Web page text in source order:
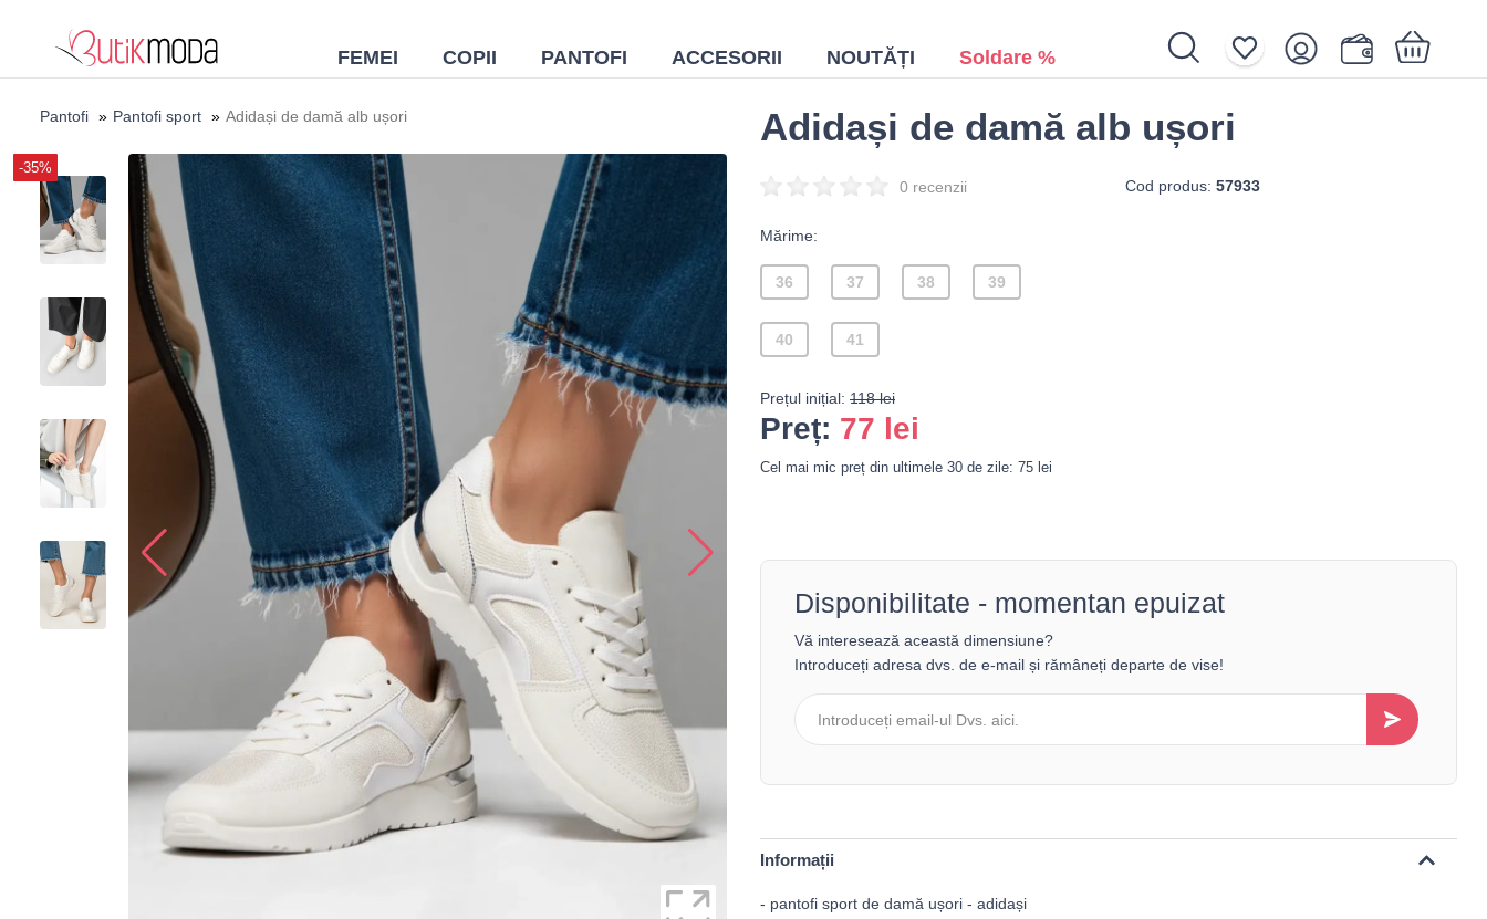
FEMEI COPII PANTOFI ACCESORII NOUTĂȚI Soldare %
Coșul de cumpărături dvs. este gol.
Pantofi » Pantofi sport » Adidași de damă alb ușori
-35%
Adidași de damă alb ușori
0 recenzii Cod produs: 57933
Mărime:
36 37 38 39
40 41
Prețul inițial: 118 lei
Preț: 77 lei
Cel mai mic preț din ultimele 30 de zile: 75 lei
Disponibilitate - momentan epuizat
Vă interesează această dimensiune?
Introduceți adresa dvs. de e-mail și rămâneți departe de vise!
Informații
- pantofi sport de damă ușori - adidași